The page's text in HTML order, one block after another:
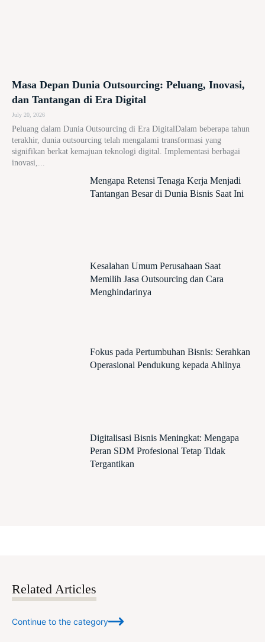
Masa Depan Dunia Outsourcing: Peluang, Inovasi,
dan Tantangan di Era Digital
July 20, 2026
Peluang dalam Dunia Outsourcing di Era DigitalDalam beberapa tahun
terakhir, dunia outsourcing telah mengalami transformasi yang
signifikan berkat kemajuan teknologi digital. Implementasi berbagai
inovasi,...
Mengapa Retensi Tenaga Kerja Menjadi
Tantangan Besar di Dunia Bisnis Saat Ini
Kesalahan Umum Perusahaan Saat
Memilih Jasa Outsourcing dan Cara
Menghindarinya
Fokus pada Pertumbuhan Bisnis: Serahkan
Operasional Pendukung kepada Ahlinya
Digitalisasi Bisnis Meningkat: Mengapa
Peran SDM Profesional Tetap Tidak
Tergantikan
Related Articles
Continue to the category